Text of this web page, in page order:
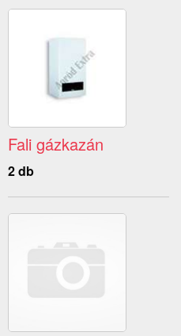
Fali gázkazán
2 db